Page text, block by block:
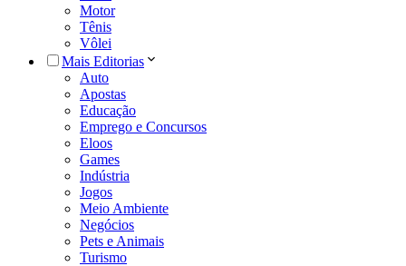
Motor
Tênis
Vôlei
Mais Editorias
Auto
Apostas
Educação
Emprego e Concursos
Eloos
Games
Indústria
Jogos
Meio Ambiente
Negócios
Pets e Animais
Turismo